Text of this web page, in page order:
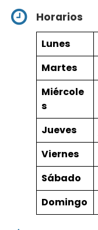
Horarios
Lunes
Martes
Miércole
s
Jueves
Viernes
Sábado
Domingo